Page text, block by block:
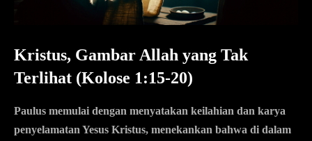
Kristus, Gambar Allah yang Tak
Terlihat (Kolose 1:15-20)
Paulus memulai dengan menyatakan keilahian dan karya
penyelamatan Yesus Kristus, menekankan bahwa di dalam